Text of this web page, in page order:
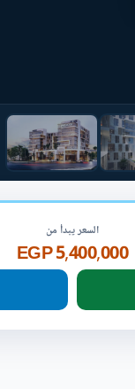
السعر يبدأ من
5,400,000 EGP